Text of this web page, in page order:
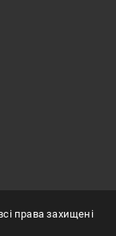
права захищені